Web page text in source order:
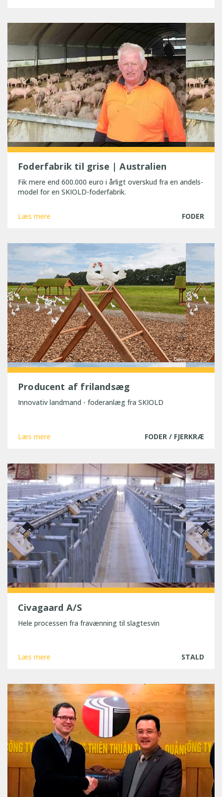
Foderfabrik til grise | Australien
Fik mere end 600.000 euro i årligt overskud fra en andels-
model for en SKIOLD-foderfabrik.
Læs mere FODER
Producent af frilandsæg
Innovativ landmand - foderanlæg fra SKIOLD
Læs mere FODER / FJERKRÆ
Civagaard A/S
Hele processen fra fravænning til slagtesvin
Læs mere STALD